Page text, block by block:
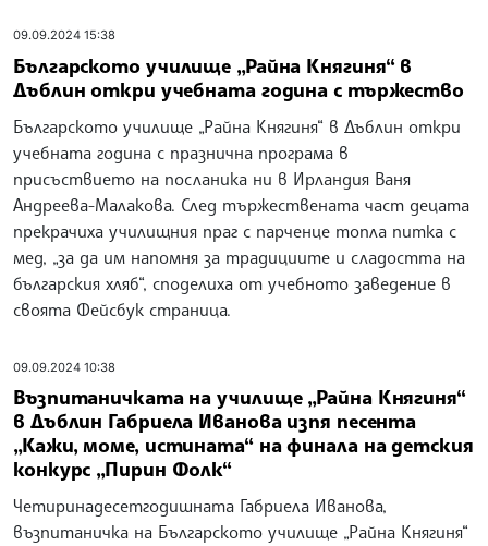
09.09.2024 15:38
Българското училище „Райна Княгиня“ в
Дъблин откри учебната година с тържество
Българското училище „Райна Княгиня“ в Дъблин откри
учебната година с празнична програма в
присъствието на посланика ни в Ирландия Ваня
Андреева-Малакова. След тържествената част децата
прекрачиха училищния праг с парченце топла питка с
мед, „за да им напомня за традициите и сладостта на
българския хляб“, споделиха от учебното заведение в
своята Фейсбук страница.
09.09.2024 10:38
Възпитаничката на училище „Райна Княгиня“
в Дъблин Габриела Иванова изпя песента
„Кажи, моме, истината“ на финала на детския
конкурс „Пирин Фолк“
Четиринадесетгодишната Габриела Иванова,
възпитаничка на Българското училище „Райна Княгиня“